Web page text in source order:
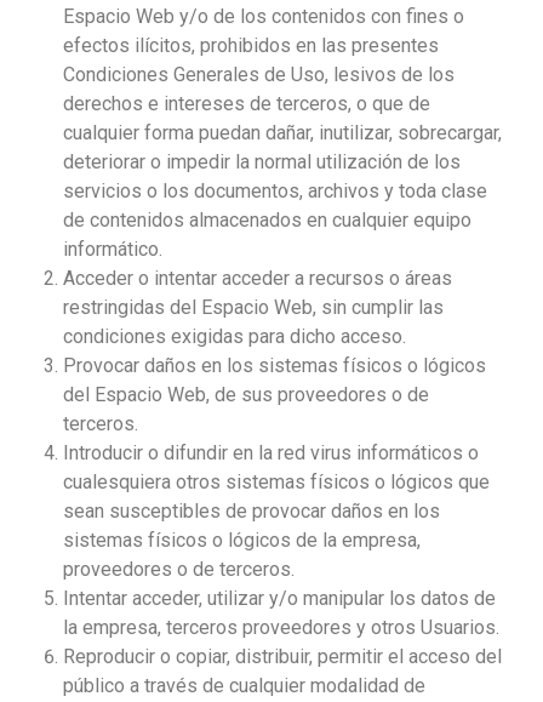
Espacio Web y/o de los contenidos con fines o
efectos ilícitos, prohibidos en las presentes
Condiciones Generales de Uso, lesivos de los
derechos e intereses de terceros, o que de
cualquier forma puedan dañar, inutilizar, sobrecargar,
deteriorar o impedir la normal utilización de los
servicios o los documentos, archivos y toda clase
de contenidos almacenados en cualquier equipo
informático.
Acceder o intentar acceder a recursos o áreas
restringidas del Espacio Web, sin cumplir las
condiciones exigidas para dicho acceso.
Provocar daños en los sistemas físicos o lógicos
del Espacio Web, de sus proveedores o de
terceros.
Introducir o difundir en la red virus informáticos o
cualesquiera otros sistemas físicos o lógicos que
sean susceptibles de provocar daños en los
sistemas físicos o lógicos de la empresa,
proveedores o de terceros.
Intentar acceder, utilizar y/o manipular los datos de
la empresa, terceros proveedores y otros Usuarios.
Reproducir o copiar, distribuir, permitir el acceso del
público a través de cualquier modalidad de